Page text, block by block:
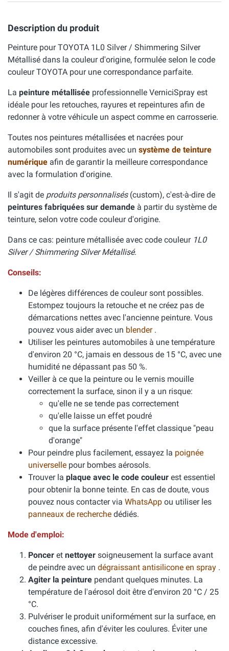
Description du produit
Peinture pour TOYOTA 1L0 Silver / Shimmering Silver
Métallisé dans la couleur d'origine, formulée selon le code
couleur TOYOTA pour une correspondance parfaite.
La peinture métallisée professionnelle VerniciSpray est
idéale pour les retouches, rayures et repeintures afin de
redonner à votre véhicule un aspect comme en carrosserie.
Toutes nos peintures métallisées et nacrées pour
automobiles sont produites avec un système de teinture
numérique afin de garantir la meilleure correspondance
avec la formulation d'origine.
Il s'agit de produits personnalisés(custom), c'est-à-dire de
peintures fabriquées sur demande à partir du système de
teinture, selon votre code couleur d'origine.
Dans ce cas: peinture métallisée avec code couleur 1L0
Silver / Shimmering Silver Métallisé.
Conseils:
De légères différences de couleur sont possibles.
Estompez toujours la retouche et ne créez pas de
démarcations nettes avec l'ancienne peinture. Vous
pouvez vous aider avec un blender .
Utiliser les peintures automobiles à une température
d'environ 20 °C, jamais en dessous de 15 °C, avec une
humidité ne dépassant pas 50 %.
Veiller à ce que la peinture ou le vernis mouille
correctement la surface, sinon il y a un risque:
qu'elle ne se tende pas correctement
qu'elle laisse un effet poudré
que la surface présente l'effet classique "peau
d'orange"
Pour peindre plus facilement, essayez la poignée
universelle pour bombes aérosols.
Trouver la plaque avec le code couleur est essentiel
pour obtenir la bonne teinte. En cas de doute, vous
pouvez nous contacter via WhatsApp ou utiliser les
panneaux de recherche dédiés.
Mode d'emploi:
Poncer et nettoyer soigneusement la surface avant
de peindre avec un dégraissant antisilicone en spray .
Agiter la peinture pendant quelques minutes. La
température de l'aérosol doit être d'environ 20 °C / 25
°C.
Pulvériser le produit uniformément sur la surface, en
couches fines, afin d'éviter les coulures. Éviter une
distance excessive.